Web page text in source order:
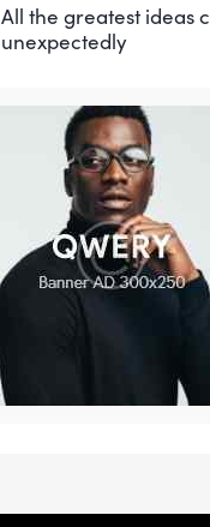
All the greatest ideas
unexpectedly